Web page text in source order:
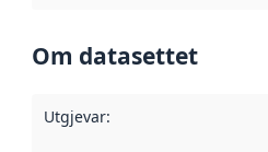
Om datasettet
Utgjevar: